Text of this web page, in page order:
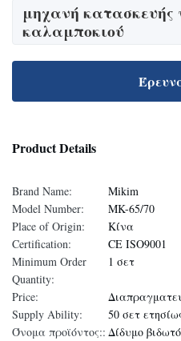
μηχανή κατασκευής
καλαμποκιού
Product Details
Brand Name:
Mikim
Model Number:
MK-65/70
Place of Origin:
Κίνα
Certification:
CE ISO9001
Minimum Order
Quantity:
1 σετ
Price:
Supply Ability:
50 σετ
Όνομα προϊόντος:: Δίδυμο